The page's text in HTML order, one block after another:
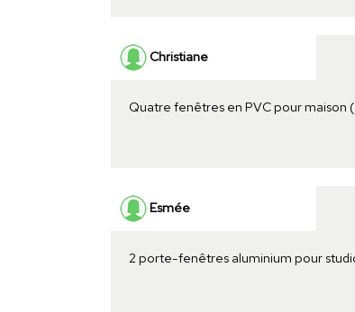
Christiane
Quatre fenêtres en PVC pour maison
Esmée
2 porte-fenêtres aluminium pour